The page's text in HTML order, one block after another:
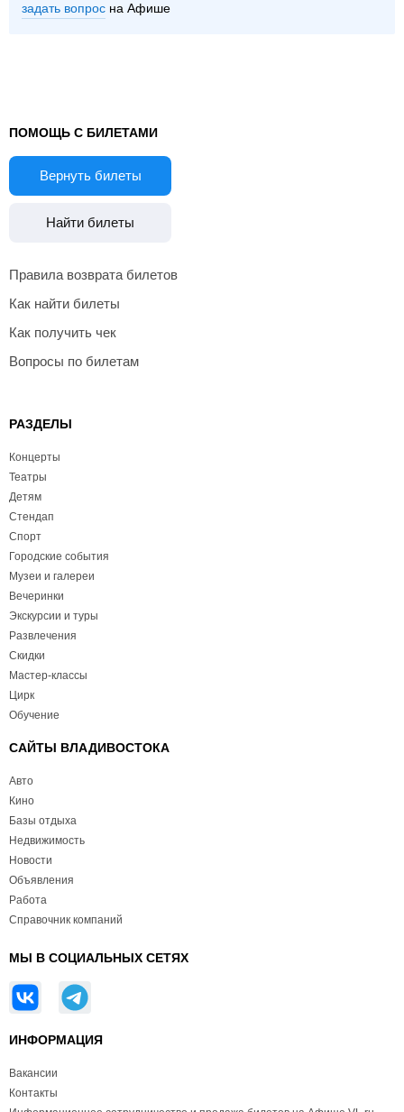
задать вопрос на Афише
ПОМОЩЬ С БИЛЕТАМИ
Вернуть билеты
Найти билеты
Правила возврата билетов
Как найти билеты
Как получить чек
Вопросы по билетам
РАЗДЕЛЫ
Концерты
Театры
Детям
Стендап
Спорт
Городские события
Музеи и галереи
Вечеринки
Экскурсии и туры
Развлечения
Скидки
Мастер-классы
Цирк
Обучение
САЙТЫ ВЛАДИВОСТОКА
Авто
Кино
Базы отдыха
Недвижимость
Новости
Объявления
Работа
Справочник компаний
МЫ В СОЦИАЛЬНЫХ СЕТЯХ
ИНФОРМАЦИЯ
Вакансии
Контакты